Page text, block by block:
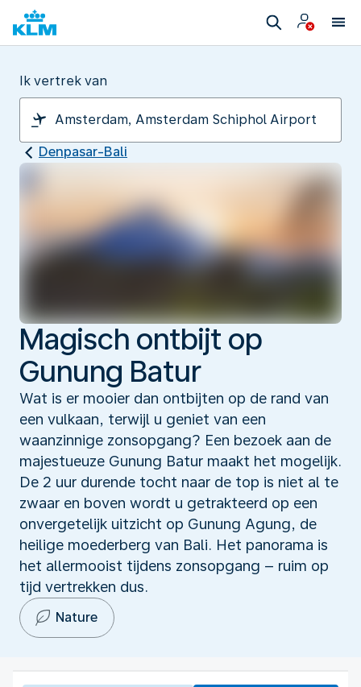
Ik vertrek van
Denpasar-Bali
Magisch ontbijt op
Gunung Batur
Wat is er mooier dan ontbijten op de rand van
een vulkaan, terwijl u geniet van een
waanzinnige zonsopgang? Een bezoek aan de
majestueuze Gunung Batur maakt het mogelijk.
De 2 uur durende tocht naar de top is niet al te
zwaar en boven wordt u getrakteerd op een
onvergetelijk uitzicht op Gunung Agung, de
heilige moederberg van Bali. Het panorama is
het allermooist tijdens zonsopgang – ruim op
tijd vertrekken dus.
Nature